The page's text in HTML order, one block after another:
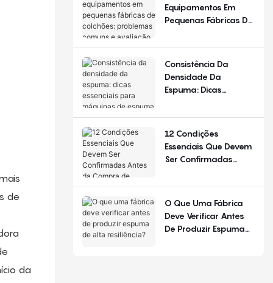
de
da
Equipamentos Em
Pequenas Fábricas De
Comuns E Avaliação
De Configuração.
Consistência Da
Densidade Da
Espuma: Dicas
Máquinas De Espuma
De Poliuretano
12 Condições
Essenciais Que Devem
Ser Confirmadas
Equipamentos Para
O Que Uma Fábrica
Deve Verificar Antes
De Produzir Espuma